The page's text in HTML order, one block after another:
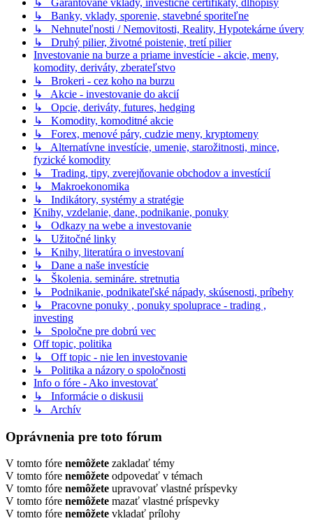
↳ Garantované vklady, investičné certifikáty, dlhopisy
↳ Banky, vklady, sporenie, stavebné sporiteľne
↳ Nehnuteľnosti / Nemovitosti, Reality, Hypotekárne úvery
↳ Druhý pilier, životné poistenie, tretí pilier
Investovanie na burze a priame investície - akcie, meny,
komodity, deriváty, zberateľstvo
↳ Brokeri - cez koho na burzu
↳ Akcie - investovanie do akcií
↳ Opcie, deriváty, futures, hedging
↳ Komodity, komoditné akcie
↳ Forex, menové páry, cudzie meny, kryptomeny
↳ Alternatívne investície, umenie, starožitnosti, mince,
fyzické komodity
↳ Trading, tipy, zverejňovanie obchodov a investícií
↳ Makroekonomika
↳ Indikátory, systémy a stratégie
Knihy, vzdelanie, dane, podnikanie, ponuky
↳ Odkazy na webe a investovanie
↳ Užitočné linky
↳ Knihy, literatúra o investovaní
↳ Dane a naše investície
↳ Školenia. semináre. stretnutia
↳ Podnikanie, podnikateľské nápady, skúsenosti, príbehy
↳ Pracovne ponuky , ponuky spoluprace - trading ,
investing
↳ Spoločne pre dobrú vec
Off topic, politika
↳ Off topic - nie len investovanie
↳ Politika a názory o spoločnosti
Info o fóre - Ako investovať
↳ Informácie o diskusii
↳ Archív
Oprávnenia pre toto fórum
V tomto fóre nemôžete zakladať témy
V tomto fóre nemôžete odpovedať v témach
V tomto fóre nemôžete upravovať vlastné príspevky
V tomto fóre nemôžete mazať vlastné príspevky
V tomto fóre nemôžete vkladať prílohy